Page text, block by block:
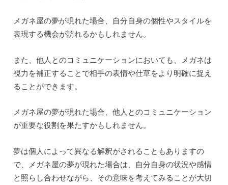
メガネ屋の夢が現れた場合、自分自身の個性やスタイルを
表現する機会が訪れるかもしれません。
また、他人とのコミュニケーションにおいても、メガネは
視力を補正することで相手の表情や仕草をより明確に捉え
ることができます。
メガネ屋の夢が現れた場合、他人とのコミュニケーション
が重要な役割を果たすかもしれません。
夢は個人によって異なる解釈がされることもありますの
で、メガネ屋の夢が現れた場合は、自分自身の状況や感情
と照らし合わせながら、その意味を考えてみることが大切